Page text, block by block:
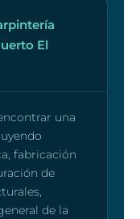
El
una
fabricación
de
de la